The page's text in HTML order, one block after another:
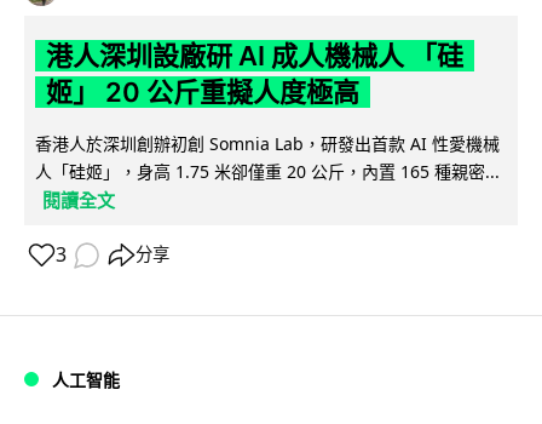
港人深圳設廠研 AI 成人機械人 「硅
姬」 20 公斤重擬人度極高
香港人於深圳創辦初創 Somnia Lab，研發出首款 AI 性愛機械
人「硅姬」，身高 1.75 米卻僅重 20 公斤，內置 165 種親密...
閱讀全文
3 分享
人工智能